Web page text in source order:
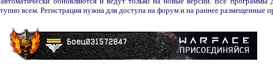
всем. Регистрация нужна для доступа на форум и на раннее размещенные